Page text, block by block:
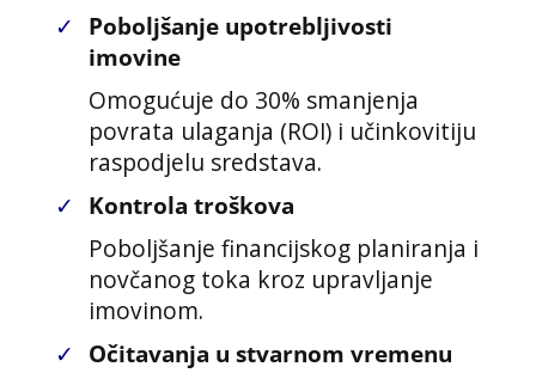
✓
Poboljšanje upotrebljivosti
imovine
Omogućuje do 30% smanjenja
povrata ulaganja (ROI) i učinkovitiju
raspodjelu sredstava.
✓
Kontrola troškova
Poboljšanje financijskog planiranja i
novčanog toka kroz upravljanje
imovinom.
✓
Očitavanja u stvarnom vremenu